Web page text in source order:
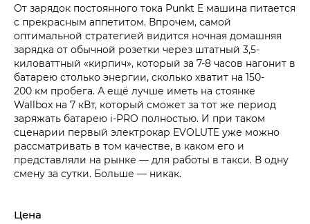
От зарядок постоянного тока Punkt E машина питается
с прекрасным аппетитом. Впрочем, самой
оптимальной стратегией видится ночная домашняя
зарядка от обычной розетки через штатный 3,5-
киловаттный «кирпич», который за 7-8 часов нагонит в
батарею столько энергии, сколько хватит на 150-
200 км пробега. А ещё лучше иметь на стоянке
Wallbox на 7 кВт, который сможет за тот же период
заряжать батарею i‑PRO полностью. И при таком
сценарии первый электрокар EVOLUTE уже можно
рассматривать в том качестве, в каком его и
представляли на рынке — для работы в такси. В одну
смену за сутки. Больше — никак.
Цена